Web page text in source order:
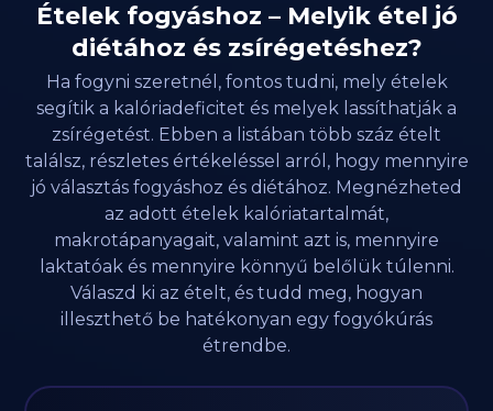
Ételek fogyáshoz – Melyik étel jó
diétához és zsírégetéshez?
Ha fogyni szeretnél, fontos tudni, mely ételek
segítik a kalóriadeficitet és melyek lassíthatják a
zsírégetést. Ebben a listában több száz ételt
találsz, részletes értékeléssel arról, hogy mennyire
jó választás fogyáshoz és diétához. Megnézheted
az adott ételek kalóriatartalmát,
makrotápanyagait, valamint azt is, mennyire
laktatóak és mennyire könnyű belőlük túlenni.
Válaszd ki az ételt, és tudd meg, hogyan
illeszthető be hatékonyan egy fogyókúrás
étrendbe.